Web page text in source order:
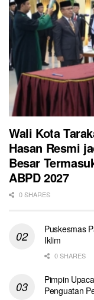
Wali Kota
Hasan Resmi
Besar
ABPD 2027
0 SHARES
Puskesmas
Iklim
0 SHARES
Pimpin
Penguatan